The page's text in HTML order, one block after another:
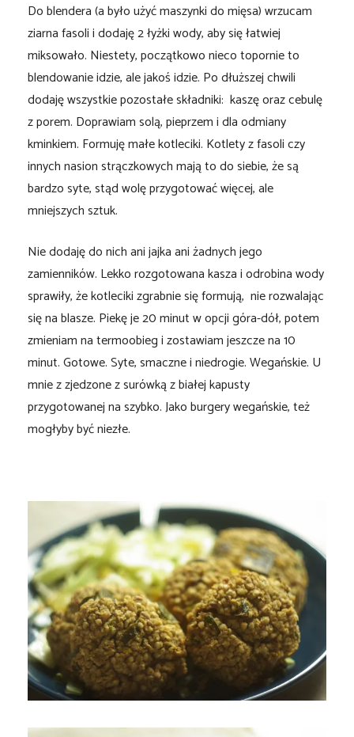
Do blendera (a było użyć maszynki do mięsa) wrzucam
ziarna fasoli i dodaję 2 łyżki wody, aby się łatwiej
miksowało. Niestety, początkowo nieco topornie to
blendowanie idzie, ale jakoś idzie. Po dłuższej chwili
dodaję wszystkie pozostałe składniki: kaszę oraz cebulę
z porem. Doprawiam solą, pieprzem i dla odmiany
kminkiem. Formuję małe kotleciki. Kotlety z fasoli czy
innych nasion strączkowych mają to do siebie, że są
bardzo syte, stąd wolę przygotować więcej, ale
mniejszych sztuk.
Nie dodaję do nich ani jajka ani żadnych jego
zamienników. Lekko rozgotowana kasza i odrobina wody
sprawiły, że kotleciki zgrabnie się formują, nie rozwalając
się na blasze. Piekę je 20 minut w opcji góra-dół, potem
zmieniam na termoobieg i zostawiam jeszcze na 10
minut. Gotowe. Syte, smaczne i niedrogie. Wegańskie. U
mnie z zjedzone z surówką z białej kapusty
przygotowanej na szybko. Jako burgery wegańskie, też
mogłyby być niezłe.